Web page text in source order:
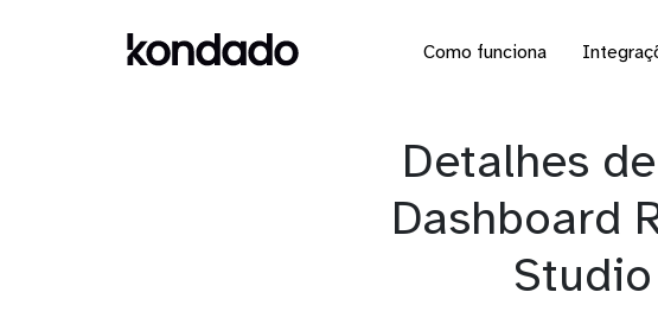
Como funciona
Detalhes
Dashboard